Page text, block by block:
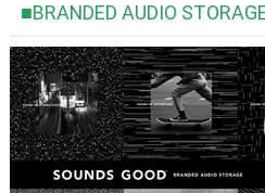
■BRANDED AUDIO